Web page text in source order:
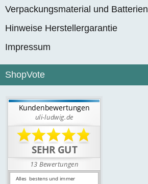
Verpackungsmaterial und Batterien
Hinweise Herstellergarantie
Impressum
ShopVote